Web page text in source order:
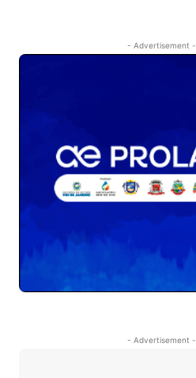
- Advertisement -
- Advertisement -